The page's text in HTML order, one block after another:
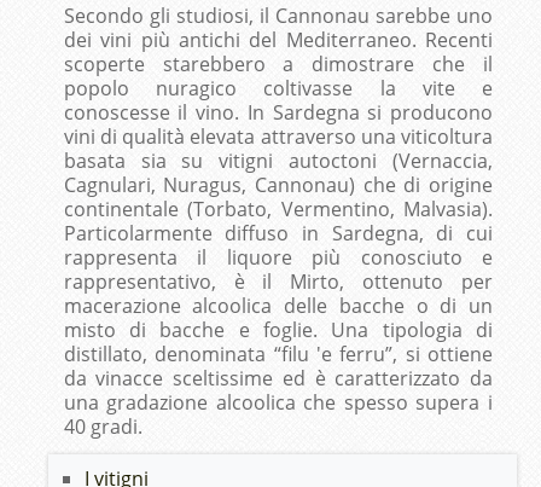
Secondo gli studiosi, il Cannonau sarebbe uno
dei vini più antichi del Mediterraneo. Recenti
scoperte starebbero a dimostrare che il
popolo nuragico coltivasse la vite e
conoscesse il vino. In Sardegna si producono
vini di qualità elevata attraverso una viticoltura
basata sia su vitigni autoctoni (Vernaccia,
Cagnulari, Nuragus, Cannonau) che di origine
continentale (Torbato, Vermentino, Malvasia).
Particolarmente diffuso in Sardegna, di cui
rappresenta il liquore più conosciuto e
rappresentativo, è il Mirto, ottenuto per
macerazione alcoolica delle bacche o di un
misto di bacche e foglie. Una tipologia di
distillato, denominata “filu 'e ferru”, si ottiene
da vinacce sceltissime ed è caratterizzato da
una gradazione alcoolica che spesso supera i
40 gradi.
I vitigni